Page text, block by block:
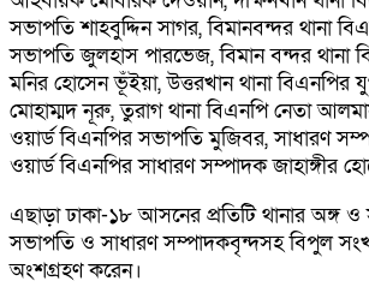
সভাপতি শাহবুদ্দিন সাগর, বিমানবন্দর থানা
সভাপতি জুলহাস পারভেজ, বিমান বন্দর থানা
মনির হোসেন ভূঁইয়া, উত্তরখান থানা বিএনপির
মোহাম্মদ নূরু, তুরাগ থানা বিএনপি নেতা
ওয়ার্ড বিএনপির সভাপতি মুজিবর, সাধারণ
ওয়ার্ড বিএনপির সাধারণ সম্পাদক জাহাঙ্গীর
এছাড়া ঢাকা-১৮ আসনের প্রতিটি থানার অঙ্গ
সভাপতি ও সাধারণ সম্পাদকবৃন্দসহ বিপুল
অংশগ্রহণ করেন।